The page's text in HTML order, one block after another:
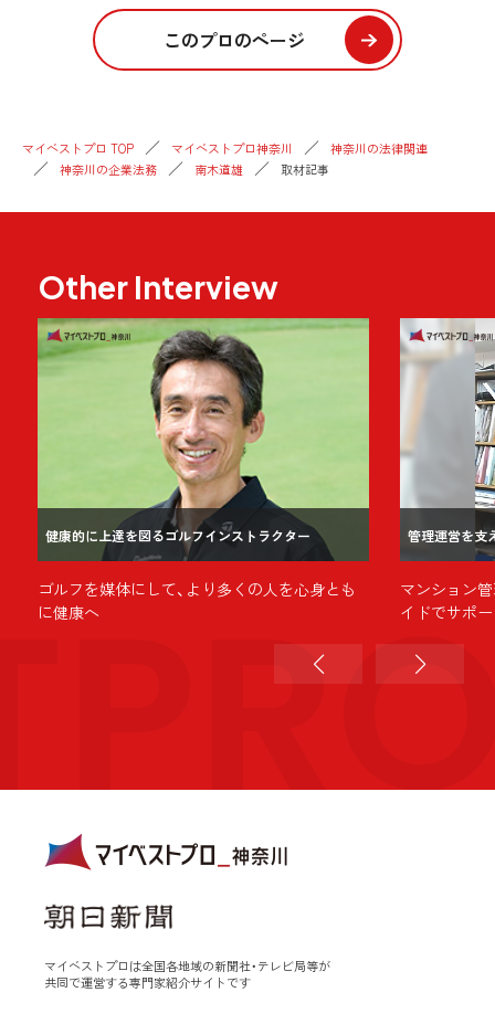
このプロのページ
マイベストプロ TOP マイベストプロ神奈川
神奈川の法律関連
神奈川の企業法務
南木道雄 取材記事
Other Interview
健康的に上達を図るゴルフインストラクター
ゴルフを媒体にして、より多くの人を心身とも
に健康へ
管理運営を支
マンション
イドでサポ
マイベストプロは全国各地域の新聞社・テレビ局等が
共同で運営する専門家紹介サイトです